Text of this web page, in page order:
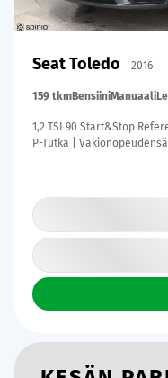
Seat Toledo 2016
159 tkmBensiiniManuaali
1,2 TSI 90 Start&Stop
P-Tutka |